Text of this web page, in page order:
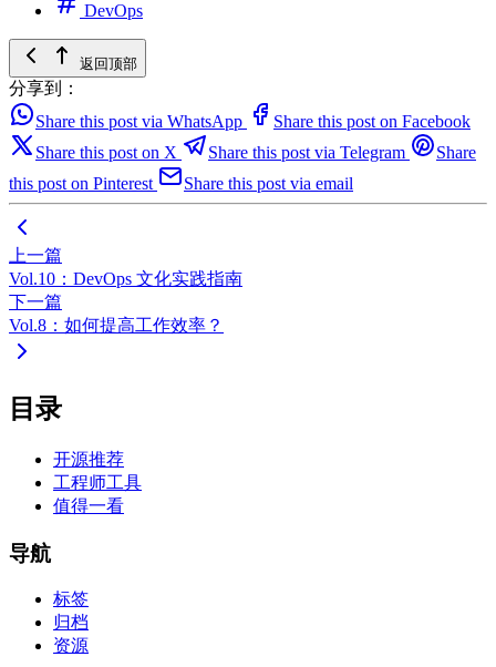
DevOps
返回顶部
分享到：
Share this post via WhatsApp
Share this post on Facebook
Share this post on X
Share this post via Telegram
Share
this post on Pinterest
Share this post via email
上一篇
Vol.10：DevOps 文化实践指南
下一篇
Vol.8：如何提高工作效率？
目录
开源推荐
工程师工具
值得一看
导航
标签
归档
资源